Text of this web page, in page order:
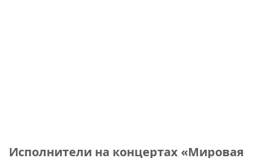
Исполнители на концертах «Мировая